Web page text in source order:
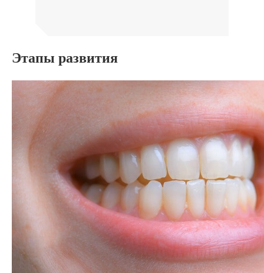
Этапы развития